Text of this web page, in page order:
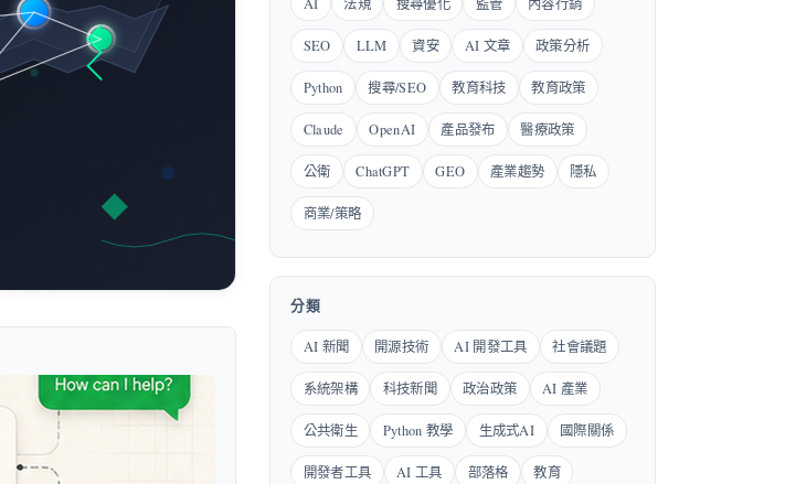
SEO LLM 資安 AI 文章 政策分析
Python 搜尋/SEO 教育科技 教育政策
Claude OpenAI 產品發布 醫療政策
公衛 ChatGPT GEO 產業趨勢 隱私
商業/策略
分類
AI 新聞 開源技術 AI 開發工具 社會議題
系統架構 科技新聞 政治政策 AI 產業
公共衛生 Python 教學 生成式AI 國際關係
開發者工具 AI 工具 部落格 教育